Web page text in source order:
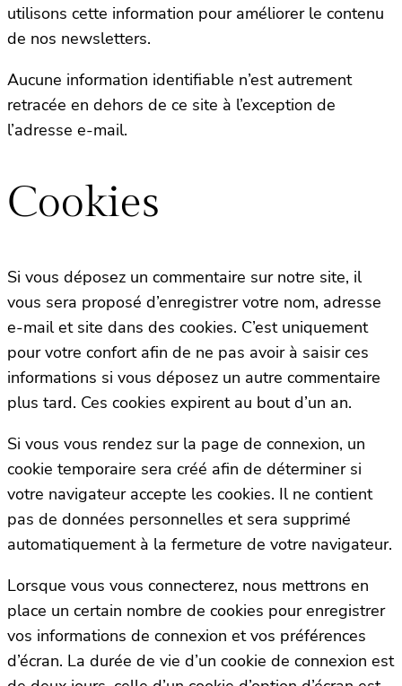
utilisons cette information pour améliorer le contenu
de nos newsletters.
Aucune information identifiable n’est autrement
retracée en dehors de ce site à l’exception de
l’adresse e-mail.
Cookies
Si vous déposez un commentaire sur notre site, il
vous sera proposé d’enregistrer votre nom, adresse
e-mail et site dans des cookies. C’est uniquement
pour votre confort afin de ne pas avoir à saisir ces
informations si vous déposez un autre commentaire
plus tard. Ces cookies expirent au bout d’un an.
Si vous vous rendez sur la page de connexion, un
cookie temporaire sera créé afin de déterminer si
votre navigateur accepte les cookies. Il ne contient
pas de données personnelles et sera supprimé
automatiquement à la fermeture de votre navigateur.
Lorsque vous vous connecterez, nous mettrons en
place un certain nombre de cookies pour enregistrer
vos informations de connexion et vos préférences
d’écran. La durée de vie d’un cookie de connexion est